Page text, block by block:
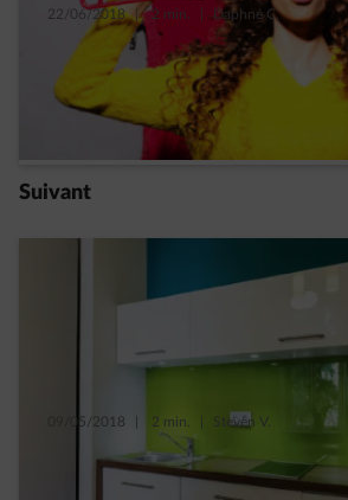
22/06/2018 | 2 min. Daphné C.
3 conseils pour un dressing ou
organisé
Read more
Suivant
09/05/2018 2 min. Steven V.
5 idées pour gagner de la place
petite cuisine